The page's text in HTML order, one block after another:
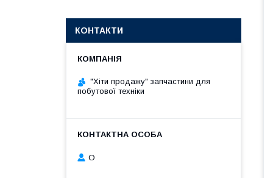
КОНТАКТИ
"Хіти продажу" запчастини для
побутової техніки
О